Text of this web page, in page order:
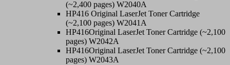
(~2,400 pages) W2040A
HP416 Original LaserJet Toner Cartridge
(~2,100 pages) W2041A
HP416Original LaserJet Toner Cartridge (~2,100
pages) W2042A
HP416Original LaserJet Toner Cartridge (~2,100
pages) W2043A